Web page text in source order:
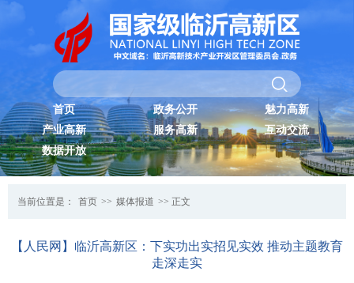
首页 政务公开
魅力高新
产业高新
服务高新
互动交流
数据开放
当前位置是： 首页 >> 媒体报道 >> 正文
【人民网】临沂高新区：下实功出实招见实效 推动主题教育
走深走实